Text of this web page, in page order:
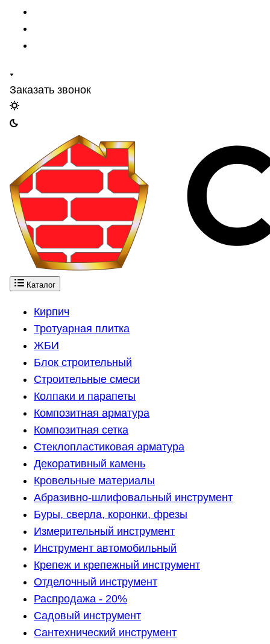
Заказать звонок
Каталог
Кирпич
Тротуарная плитка
ЖБИ
Блок строительный
Строительные смеси
Колпаки и парапеты
Композитная арматура
Композитная сетка
Стеклопластиковая арматура
Декоративный камень
Кровельные материалы
Абразивно-шлифовальный инструмент
Буры, сверла, коронки, фрезы
Измерительный инструмент
Инструмент автомобильный
Крепеж и крепежный инструмент
Отделочный инструмент
Распродажа - 20%
Садовый инструмент
Сантехнический инструмент